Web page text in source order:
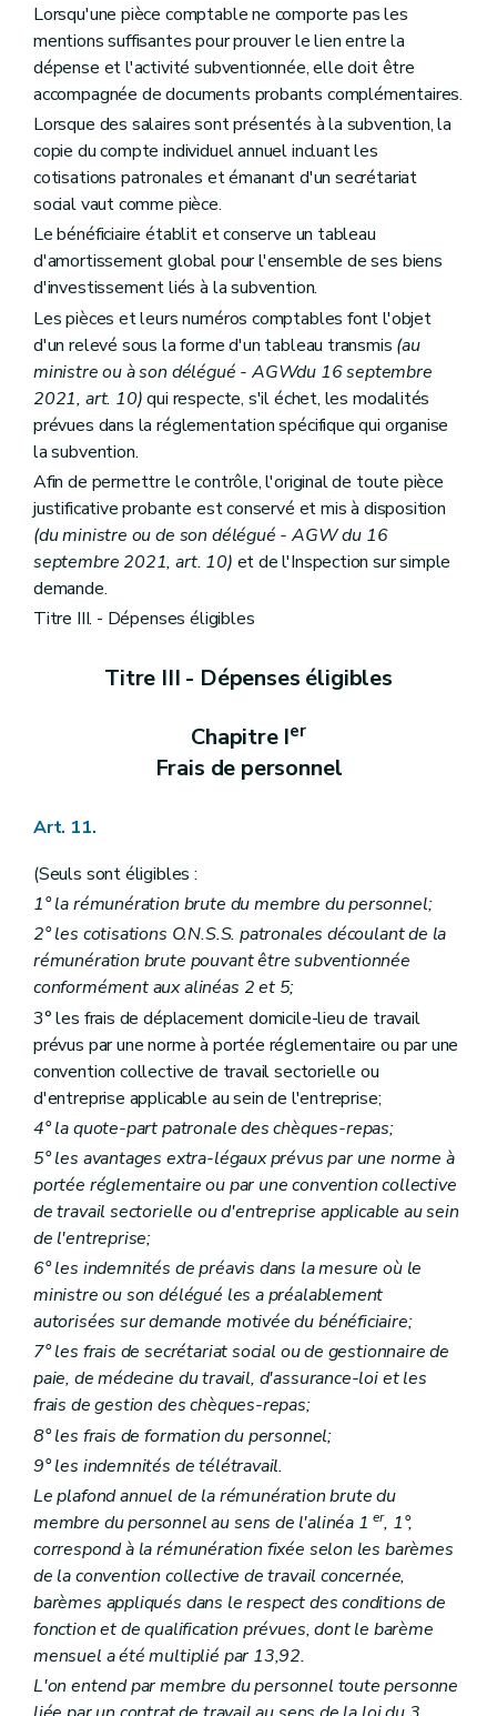
Lorsqu'une pièce comptable ne comporte pas les
mentions suffisantes pour prouver le lien entre la
dépense et l'activité subventionnée, elle doit être
accompagnée de documents probants complémentaires.
Lorsque des salaires sont présentés à la subvention, la
copie du compte individuel annuel incluant les
cotisations patronales et émanant d'un secrétariat
social vaut comme pièce.
Le bénéficiaire établit et conserve un tableau
d'amortissement global pour l'ensemble de ses biens
d'investissement liés à la subvention.
Les pièces et leurs numéros comptables font l'objet
d'un relevé sous la forme d'un tableau transmis (au
ministre ou à son délégué - AGWdu 16 septembre
2021, art. 10)qui respecte, s'il échet, les modalités
prévues dans la réglementation spécifique qui organise
la subvention.
Afin de permettre le contrôle, l'original de toute pièce
justificative probante est conservé et mis à disposition
(du ministre ou de son délégué - AGW du 16
septembre 2021, art. 10) et de l'Inspection sur simple
demande.
Titre III. - Dépenses éligibles
Titre III - Dépenses éligibles
Chapitre Ier
Frais de personnel
Art. 11.
(Seuls sont éligibles :
1° la rémunération brute du membre du personnel;
2° les cotisations O.N.S.S. patronales découlant de la
rémunération brute pouvant être subventionnée
conformément aux alinéas 2 et 5;
3° les frais de déplacement domicile-lieu de travail
prévus par une norme à portée réglementaire ou par une
convention collective de travail sectorielle ou
d'entreprise applicable au sein de l'entreprise;
4° la quote-part patronale des chèques-repas;
5° les avantages extra-légaux prévus par une norme à
portée réglementaire ou par une convention collective
de travail sectorielle ou d'entreprise applicable au sein
de l'entreprise;
6° les indemnités de préavis dans la mesure où le
ministre ou son délégué les a préalablement
autorisées sur demande motivée du bénéficiaire;
7° les frais de secrétariat social ou de gestionnaire de
paie, de médecine du travail, d'assurance-loi et les
frais de gestion des chèques-repas;
8° les frais de formation du personnel;
9° les indemnités de télétravail.
Le plafond annuel de la rémunération brute du
membre du personnel au sens de l'alinéa 1er, 1°,
correspond à la rémunération fixée selon les barèmes
de la convention collective de travail concernée,
barèmes appliqués dans le respect des conditions de
fonction et de qualification prévues, dont le barème
mensuel a été multiplié par 13,92.
L'on entend par membre du personnel toute personne